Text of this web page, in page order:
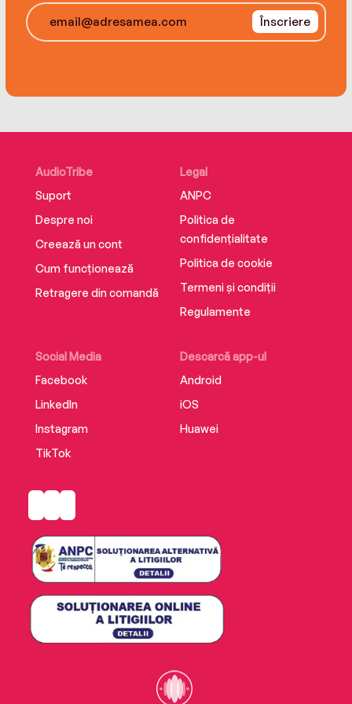
much-anticipated return of Paul Madriani.
Înscriere
AudioTribe
Suport
Despre noi
Creează un cont
Cum funcționează
Retragere din comandă
Social Media
Facebook
LinkedIn
Instagram
TikTok
Descarcă app-ul
Android
iOS
Huawei
Legal
ANPC
Politica de
confidențialitate
Politica de cookie
Termeni și condiții
Regulamente